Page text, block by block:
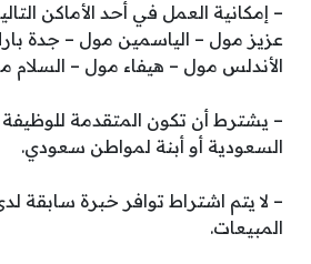
– إمكانية العمل في أحد الأماكن
عزيز مول – الياسمين مول – جدة
الأندلس مول – هيفاء مول – السلام
– يشترط أن تكون المتقدمة
السعودية أو أبنة لمواطن سعودي.
– لا يتم اشتراط توافر خبرة سابقة
المبيعات.